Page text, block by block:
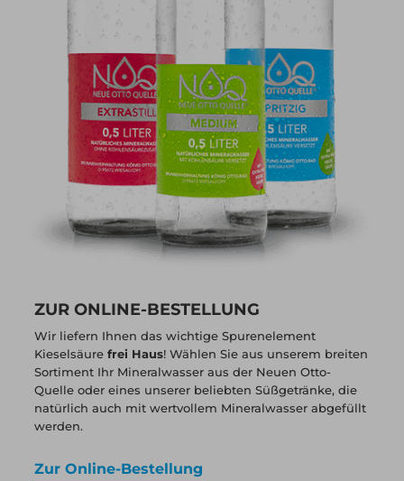
ZUR ONLINE-BESTELLUNG
Wir liefern Ihnen das wichtige Spurenelement
Kieselsäure frei Haus! Wählen Sie aus unserem breiten
Sortiment Ihr Mineralwasser aus der Neuen Otto-
Quelle oder eines unserer beliebten Süßgetränke, die
natürlich auch mit wertvollem Mineralwasser abgefüllt
werden.
Zur Online-Bestellung